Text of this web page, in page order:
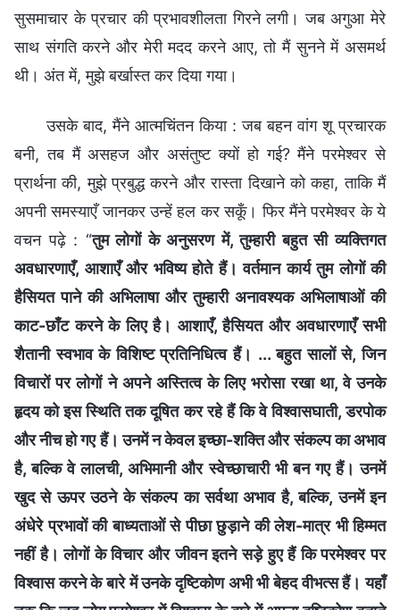
सुसमाचार के प्रचार की प्रभावशीलता गिरने लगी। जब अगुआ मेरे
साथ संगति करने और मेरी मदद करने आए, तो मैं सुनने में असमर्थ
थी। अंत में, मुझे बर्खास्त कर दिया गया।
उसके बाद, मैंने आत्मचिंतन किया : जब बहन वांग शू प्रचारक
बनी, तब मैं असहज और असंतुष्ट क्यों हो गई? मैंने परमेश्वर से
प्रार्थना की, मुझे प्रबुद्ध करने और रास्ता दिखाने को कहा, ताकि मैं
अपनी समस्याएँ जानकर उन्हें हल कर सकूँ। फिर मैंने परमेश्वर के ये
वचन पढ़े : “तुम लोगों के अनुसरण में, तुम्हारी बहुत सी व्यक्तिगत
अवधारणाएँ, आशाएँ और भविष्य होते हैं। वर्तमान कार्य तुम लोगों की
हैसियत पाने की अभिलाषा और तुम्हारी अनावश्यक अभिलाषाओं की
काट-छाँट करने के लिए है। आशाएँ, हैसियत और अवधारणाएँ सभी
शैतानी स्वभाव के विशिष्ट प्रतिनिधित्व हैं। ... बहुत सालों से, जिन
विचारों पर लोगों ने अपने अस्तित्व के लिए भरोसा रखा था, वे उनके
हृदय को इस स्थिति तक दूषित कर रहे हैं कि वे विश्वासघाती, डरपोक
और नीच हो गए हैं। उनमें न केवल इच्छा-शक्ति और संकल्प का अभाव
है, बल्कि वे लालची, अभिमानी और स्वेच्छाचारी भी बन गए हैं। उनमें
खुद से ऊपर उठने के संकल्प का सर्वथा अभाव है, बल्कि, उनमें इन
अंधेरे प्रभावों की बाध्यताओं से पीछा छुड़ाने की लेश-मात्र भी हिम्मत
नहीं है। लोगों के विचार और जीवन इतने सड़े हुए हैं कि परमेश्वर पर
विश्वास करने के बारे में उनके दृष्टिकोण अभी भी बेहद वीभत्स हैं। यहाँ